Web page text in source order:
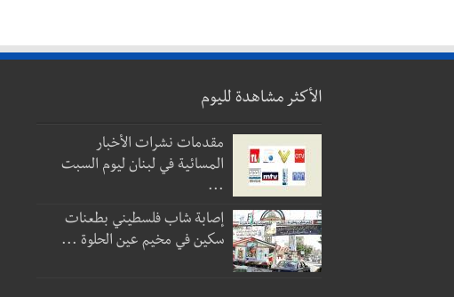
الأكثر مشاهدة لليوم
مقدمات نشرات الأخبار
المسائية في لبنان ليوم السبت
...
إصابة شاب فلسطيني بطعنات
سكين في مخيم عين الحلوة ...